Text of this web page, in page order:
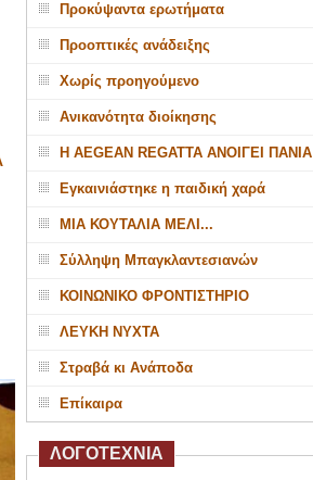
Προκύψαντα ερωτήματα
Προοπτικές ανάδειξης
Χωρίς προηγούμενο
Ανικανότητα διοίκησης
Η AEGEAN REGATTA ΑΝΟΙΓΕΙ ΠΑΝΙΑ
Εγκαινιάστηκε η παιδική χαρά
ΜΙΑ ΚΟΥΤΑΛΙΑ ΜΕΛΙ...
Σύλληψη Μπαγκλαντεσιανών
ΚΟΙΝΩΝΙΚΟ ΦΡΟΝΤΙΣΤΗΡΙΟ
ΛΕΥΚΗ ΝΥΧΤΑ
Στραβά κι Ανάποδα
Επίκαιρα
ΛΟΓΟΤΕΧΝΙΑ